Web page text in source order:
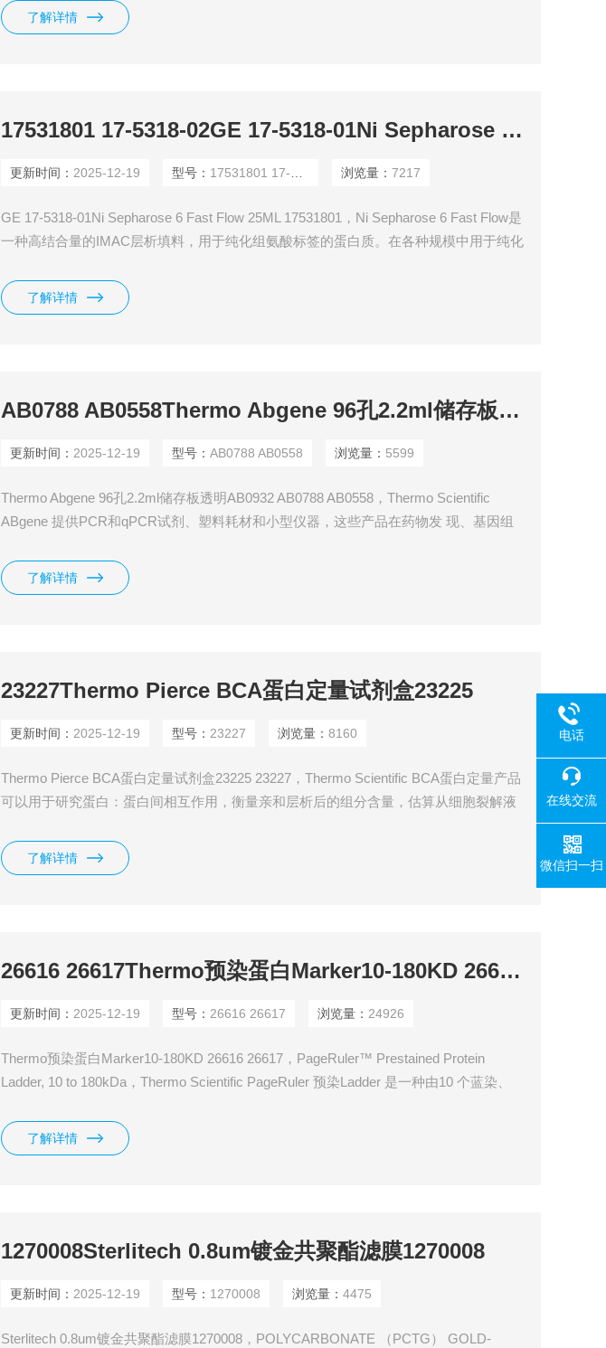
了解详情
17531801 17-5318-02GE 17-5318-01Ni Sepharose 6 Fast Flow 25ML
更新时间： 2025-12-19 型号： 17531801 17-5318-02 浏览量：7217
GE 17-5318-01Ni Sepharose 6 Fast Flow 25ML 17531801，Ni Sepharose 6 Fast Flow是
一种高结合量的IMAC层析填料，用于纯化组氨酸标签的蛋白质。在各种规模中用于纯化
点，是组氨酸标签手动纯化的常规选择，是一款经济实惠的入门基本款。
了解详情
AB0788 AB0558Thermo Abgene 96孔2.2ml储存板透明AB0932
更新时间： 2025-12-19 型号：AB0788 AB0558 浏览量： 5599
Thermo Abgene 96孔2.2ml储存板透明AB0932 AB0788 AB0558，Thermo Scientific
ABgene 提供PCR和qPCR试剂、塑料耗材和小型仪器，这些产品在药物发 现、基因组
板、热封膜等）已 成为上众多医疗检测机构和生命科学研究单位的产品。
了解详情
23227Thermo Pierce BCA蛋白定量试剂盒23225
更新时间： 2025-12-19 型号： 23227 浏览量：8160
Thermo Pierce BCA蛋白定量试剂盒23225 23227，Thermo Scientific BCA蛋白定量产品
可以用于研究蛋白：蛋白间相互作用，衡量亲和层析后的组分含量，估算从细胞裂解液
了解详情
26616 26617Thermo预染蛋白Marker10-180KD 26616 26617
更新时间： 2025-12-19 型号： 26616 26617 浏览量： 24926
Thermo预染蛋白Marker10-180KD 26616 26617，PageRuler™ Prestained Protein
Ladder, 10 to 180kDa，Thermo Scientific PageRuler 预染Ladder 是一种由10 个蓝染、
了解详情
1270008Sterlitech 0.8um镀金共聚酯滤膜1270008
更新时间： 2025-12-19 型号： 1270008 浏览量：4475
Sterlitech 0.8um镀金共聚酯滤膜1270008，POLYCARBONATE （PCTG） GOLD-
电话
在线交流
微信扫一扫